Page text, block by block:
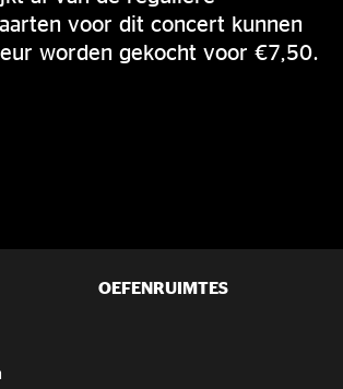
voor dit concert kunnen
worden gekocht voor €7,50.
OEFENRUIMTES